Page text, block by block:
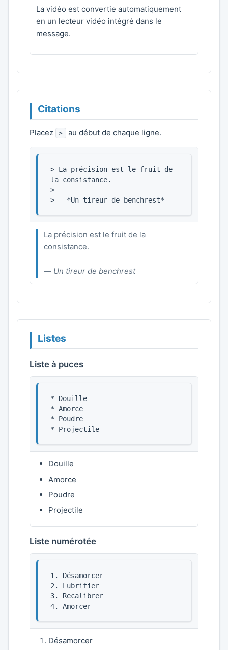
La vidéo est convertie automatiquement
en un lecteur vidéo intégré dans le
message.
Citations
Placez > au début de chaque ligne.
> La précision est le fruit de
la consistance.
>
> — *Un tireur de benchrest*
La précision est le fruit de la
consistance.
— Un tireur de benchrest
Listes
Liste à puces
* Douille
* Amorce
* Poudre
* Projectile
Douille
Amorce
Poudre
Projectile
Liste numérotée
1. Désamorcer
2. Lubrifier
3. Recalibrer
4. Amorcer
Désamorcer